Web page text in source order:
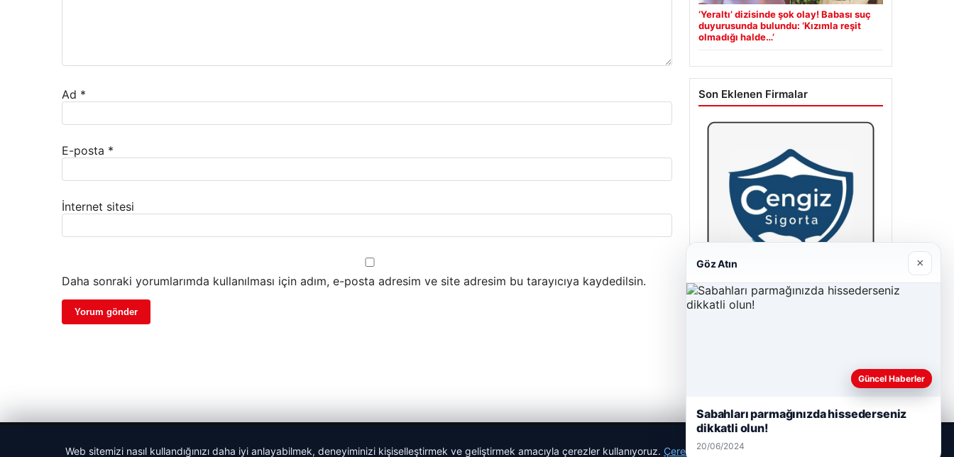
Ad *
E-posta *
İnternet sitesi
Daha sonraki yorumlarımda kullanılması için adım, e-posta adresim ve site adresim bu tarayıcıya kaydedilsin.
‘Yeraltı’ dizisinde şok olay! Babası suç
duyurusunda bulundu: ‘Kızımla reşit
olmadığı halde…’
Son Eklenen Firmalar
Cengiz Sigorta
Web sitemizi nasıl kullandığınızı daha iyi anlayabilmek, deneyiminizi kişiselleştirmek ve geliştirmek amacıyla çerezler kullanıyoruz. Çerez Politikamız
Göz Atın ×
Güncel Haberler
Sabahları parmağınızda hissederseniz
dikkatli olun!
20/06/2024